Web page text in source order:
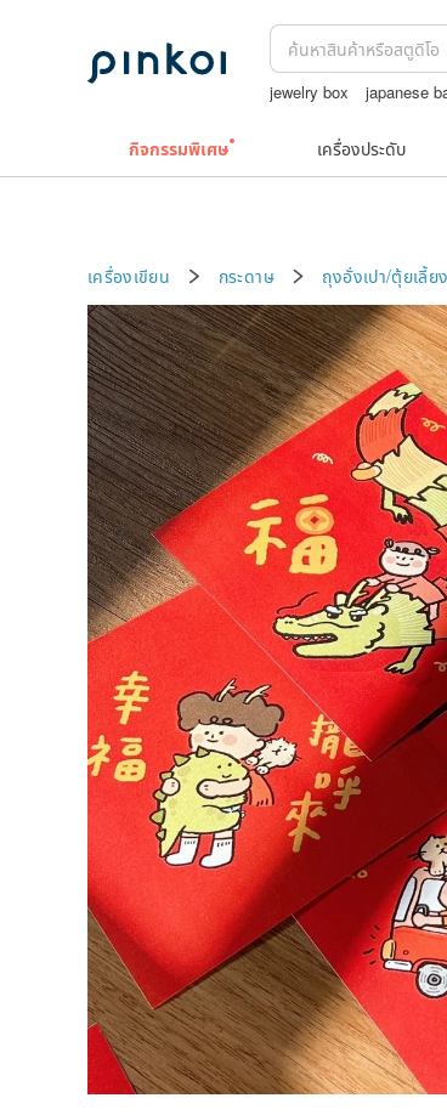
jewelry box japanese
กิจกรรมพิเศษ เครื่องประดับ
เครื่องเขียน กระดาษ ถุงอั่งเปา/ตุ้ยเลี้ยง